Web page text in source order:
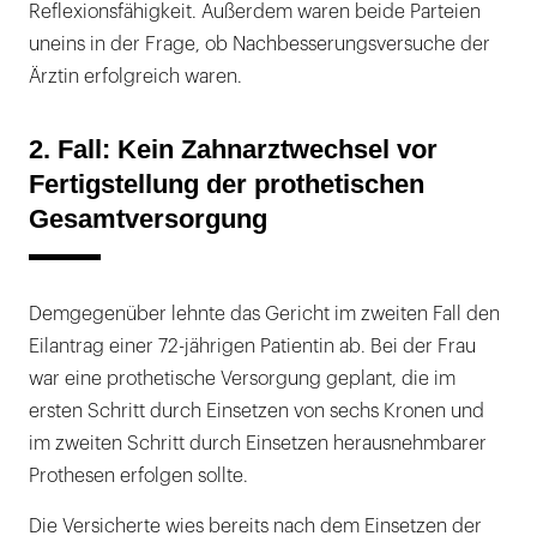
Reflexionsfähigkeit. Außerdem waren beide Parteien
uneins in der Frage, ob Nachbesserungsversuche der
Ärztin erfolgreich waren.
2. Fall: Kein Zahnarztwechsel vor
Fertigstellung der prothetischen
Gesamtversorgung
Demgegenüber lehnte das Gericht im zweiten Fall den
Eilantrag einer 72-jährigen Patientin ab. Bei der Frau
war eine prothetische Versorgung geplant, die im
ersten Schritt durch Einsetzen von sechs Kronen und
im zweiten Schritt durch Einsetzen herausnehmbarer
Prothesen erfolgen sollte.
Die Versicherte wies bereits nach dem Einsetzen der